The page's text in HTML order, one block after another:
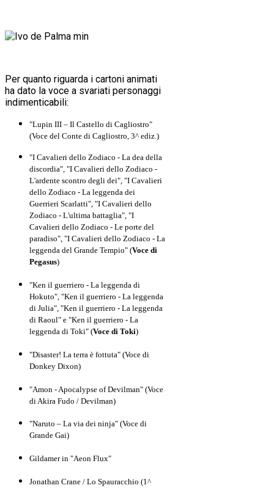
Per quanto riguarda i cartoni animati
ha dato la voce a svariati personaggi
indimenticabili:
"Lupin III – Il Castello di Cagliostro"
(Voce del Conte di Cagliostro, 3^ ediz.)
"I Cavalieri dello Zodiaco - La dea della
discordia", "I Cavalieri dello Zodiaco -
L'ardente scontro degli dei", "I Cavalieri
dello Zodiaco - La leggenda dei
Guerrieri Scarlatti", "I Cavalieri dello
Zodiaco - L'ultima battaglia", "I
Cavalieri dello Zodiaco - Le porte del
paradiso", "I Cavalieri dello Zodiaco - La
leggenda del Grande Tempio" (Voce di
Pegasus)
"Ken il guerriero - La leggenda di
Hokuto", "Ken il guerriero - La leggenda
di Julia", "Ken il guerriero - La leggenda
di Raoul" e "Ken il guerriero - La
leggenda di Toki" (Voce di Toki)
"Disaster! La terra è fottuta" (Voce di
Donkey Dixon)
"Amon - Apocalypse of Devilman" (Voce
di Akira Fudo / Devilman)
"Naruto – La via dei ninja" (Voce di
Grande Gai)
Gildamer in "Aeon Flux"
Jonathan Crane / Lo Spauracchio (1^